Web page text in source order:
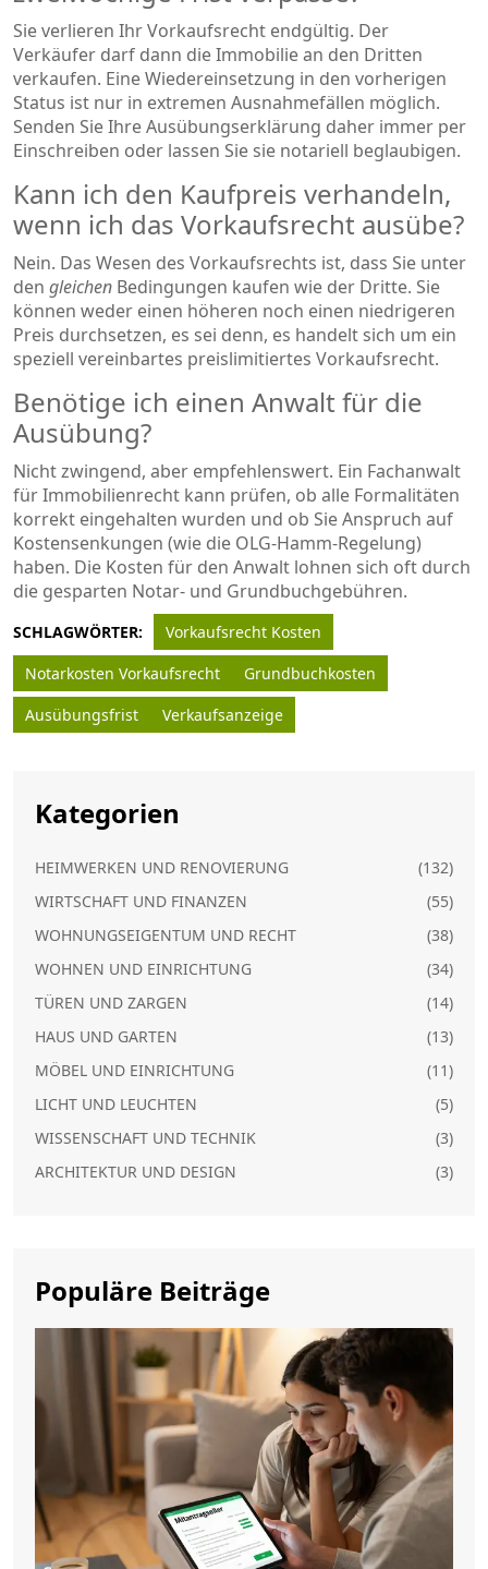
Sie verlieren Ihr Vorkaufsrecht endgültig. Der
Verkäufer darf dann die Immobilie an den Dritten
verkaufen. Eine Wiedereinsetzung in den vorherigen
Status ist nur in extremen Ausnahmefällen möglich.
Senden Sie Ihre Ausübungserklärung daher immer per
Einschreiben oder lassen Sie sie notariell beglaubigen.
Kann ich den Kaufpreis verhandeln,
wenn ich das Vorkaufsrecht ausübe?
Nein. Das Wesen des Vorkaufsrechts ist, dass Sie unter
den gleichen Bedingungen kaufen wie der Dritte. Sie
können weder einen höheren noch einen niedrigeren
Preis durchsetzen, es sei denn, es handelt sich um ein
speziell vereinbartes preislimitiertes Vorkaufsrecht.
Benötige ich einen Anwalt für die
Ausübung?
Nicht zwingend, aber empfehlenswert. Ein Fachanwalt
für Immobilienrecht kann prüfen, ob alle Formalitäten
korrekt eingehalten wurden und ob Sie Anspruch auf
Kostensenkungen (wie die OLG-Hamm-Regelung)
haben. Die Kosten für den Anwalt lohnen sich oft durch
die gesparten Notar- und Grundbuchgebühren.
SCHLAGWÖRTER:
Vorkaufsrecht Kosten
Notarkosten Vorkaufsrecht
Grundbuchkosten
Ausübungsfrist
Verkaufsanzeige
Kategorien
HEIMWERKEN UND RENOVIERUNG
(132)
WIRTSCHAFT UND FINANZEN
(55)
WOHNUNGSEIGENTUM UND RECHT
(38)
WOHNEN UND EINRICHTUNG
(34)
TÜREN UND ZARGEN
(14)
HAUS UND GARTEN
(13)
MÖBEL UND EINRICHTUNG
(11)
LICHT UND LEUCHTEN
(5)
WISSENSCHAFT UND TECHNIK
(3)
ARCHITEKTUR UND DESIGN
(3)
Populäre Beiträge